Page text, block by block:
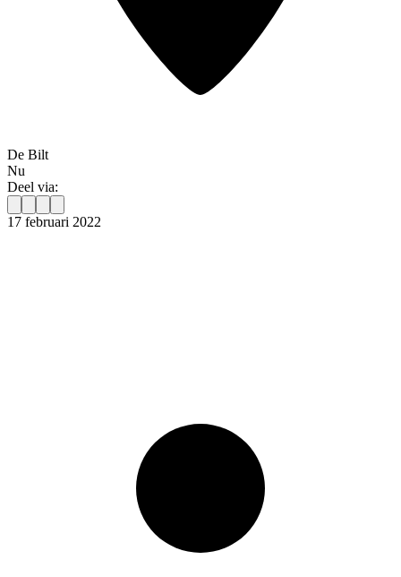
De Bilt
Nu
Deel via:
17 februari 2022